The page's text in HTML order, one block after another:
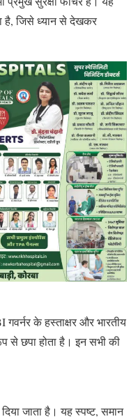
है, जिसे ध्यान से देखकर
के हस्ताक्षर और भारतीय
से छपा होता है। इन सभी की
जाता है। यह स्पष्ट, समान